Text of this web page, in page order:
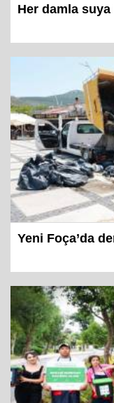
Her damla
Yeni Foça’da